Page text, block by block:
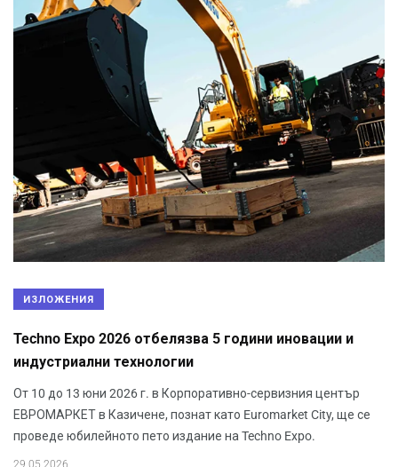
ИЗЛОЖЕНИЯ
Techno Expo 2026 отбелязва 5 години иновации и
индустриални технологии
От 10 до 13 юни 2026 г. в Корпоративно-сервизния център
ЕВРОМАРКЕТ в Казичене, познат като Euromarket City, ще се
проведе юбилейното пето издание на Techno Expo.
29.05.2026